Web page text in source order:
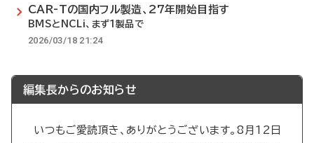
CAR-Tの国内フル製造、27年開始目指す
BMSとNCLi、まず1製品で
2026/03/18 21:24
編集長からのお知らせ
いつもご愛読頂き、ありがとうございます。8月12日